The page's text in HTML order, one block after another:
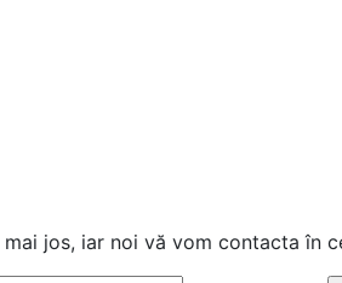
jos, iar noi vă vom contacta în